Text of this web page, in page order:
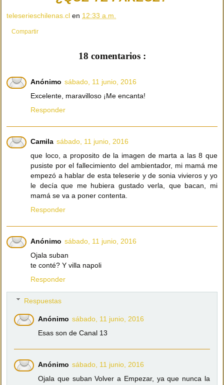
teleserieschilenas.cl en 12:33 a.m.
Compartir
18 comentarios :
Anónimo sábado, 11 junio, 2016
Excelente, maravilloso ¡Me encanta!
Responder
Camila sábado, 11 junio, 2016
que loco, a proposito de la imagen de marta a las 8 que
pusiste por el fallecimiento del ambientador, mi mamá me
empezó a hablar de esta teleserie y de sonia vivieros y yo
le decía que me hubiera gustado verla, que bacan, mi
mamá se va a poner contenta.
Responder
Anónimo sábado, 11 junio, 2016
Ojala suban
te conté? Y villa napoli
Responder
Respuestas
Anónimo sábado, 11 junio, 2016
Esas son de Canal 13
Anónimo sábado, 11 junio, 2016
Ojala que suban Volver a Empezar, ya que nunca la